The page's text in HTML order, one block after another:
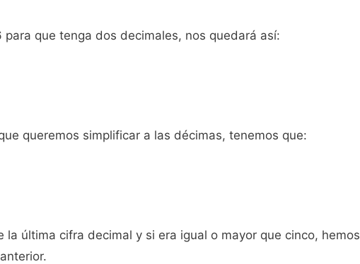
que tenga dos decimales, nos quedará así:
queremos simplificar a las décimas, tenemos que:
última cifra decimal y si era igual o mayor que cinco, hemos